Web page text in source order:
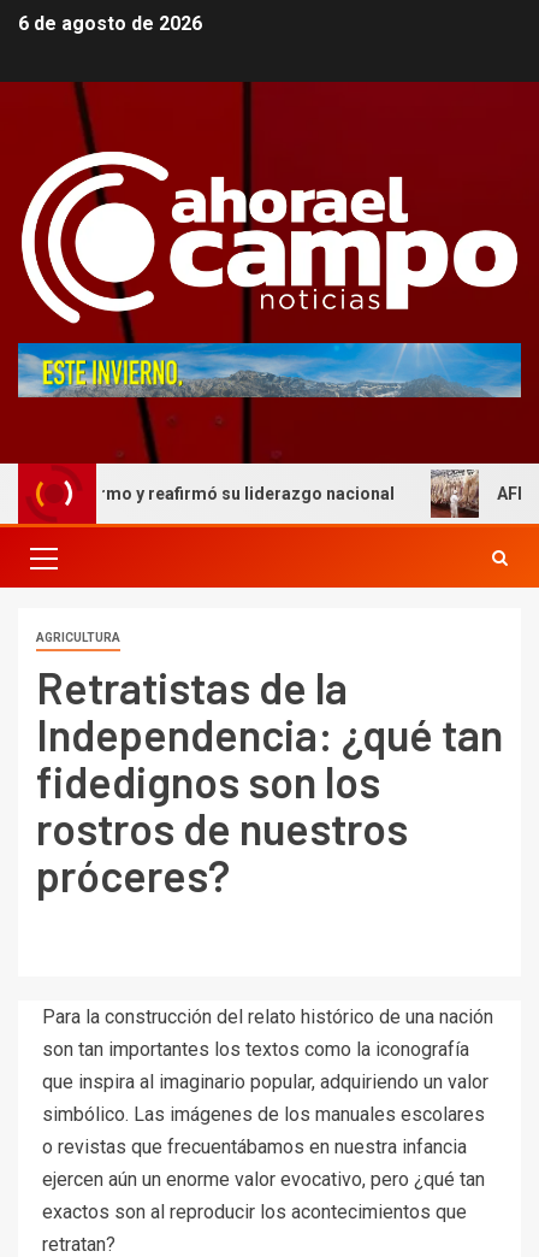
6 de agosto de 2026
y reafirmó su liderazgo nacional AFIC
AGRICULTURA
Retratistas de la
Independencia: ¿qué tan
fidedignos son los
rostros de nuestros
próceres?
Para la construcción del relato histórico de una nación
son tan importantes los textos como la iconografía
que inspira al imaginario popular, adquiriendo un valor
simbólico. Las imágenes de los manuales escolares
o revistas que frecuentábamos en nuestra infancia
ejercen aún un enorme valor evocativo, pero ¿qué tan
exactos son al reproducir los acontecimientos que
retratan?